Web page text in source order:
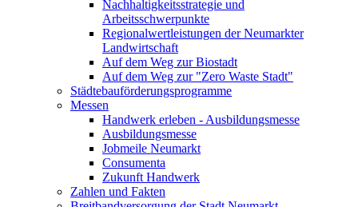
Nachhaltigkeitsstrategie und
Arbeitsschwerpunkte
Regionalwertleistungen der Neumarkter
Landwirtschaft
Auf dem Weg zur Biostadt
Auf dem Weg zur "Zero Waste Stadt"
Städtebauförderungsprogramme
Messen
Handwerk erleben - Ausbildungsmesse
Ausbildungsmesse
Jobmeile Neumarkt
Consumenta
Zukunft Handwerk
Zahlen und Fakten